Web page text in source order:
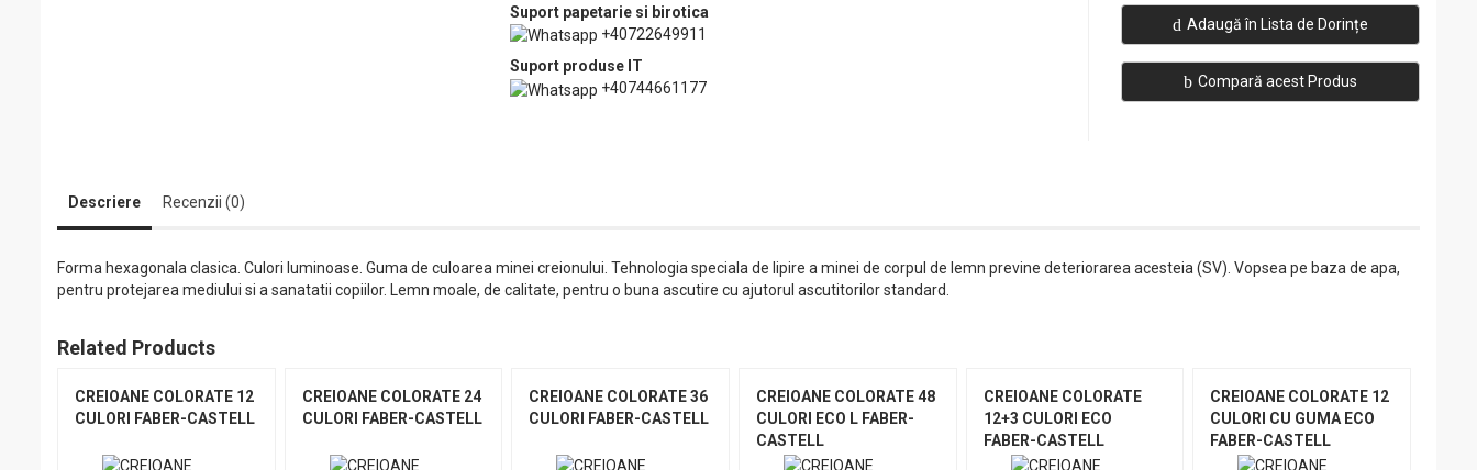
Suport papetarie si birotica
+40722649911
Suport produse IT
+40744661177
Adaugă în Lista de Dorințe
Compară acest Produs
Descriere Recenzii (0)
Forma hexagonala clasica. Culori luminoase. Guma de culoarea minei creionului. Tehnologia speciala de lipire a minei de corpul de lemn previne deteriorarea acesteia (SV). Vopsea pe baza de apa,
pentru protejarea mediului si a sanatatii copiilor. Lemn moale, de calitate, pentru o buna ascutire cu ajutorul ascutitorilor standard.
Related Products
CREIOANE COLORATE 12
CULORI FABER-CASTELL
CREIOANE COLORATE 24
CULORI FABER-CASTELL
CREIOANE COLORATE 36
CULORI FABER-CASTELL
CREIOANE COLORATE 48
CULORI ECO L FABER-
CASTELL
CREIOANE COLORATE
12+3 CULORI ECO
FABER-CASTELL
CREIOANE COLORATE 12
CULORI CU GUMA ECO
FABER-CASTELL